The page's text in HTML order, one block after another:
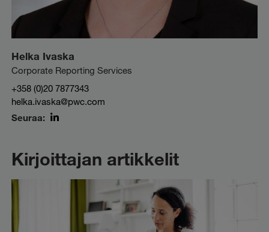
Helka Ivaska
Corporate Reporting Services
+358 (0)20 7877343
helka.ivaska@pwc.com
Seuraa:
Kirjoittajan artikkelit